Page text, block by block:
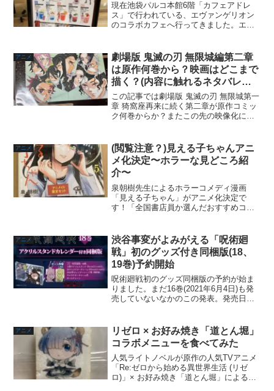
現在池袋パルコ本館6階「カフェアドレ
ス」で行われている、エヴァンゲリオン
のコラボカフェへ行ってきました。エヴ
ごとにエヴァの特典も付いてきます。フ
ードメニューはポストカー...
アニメ
劇場版 鬼滅の刃 無限城編第二章
は原作何巻から？映画はどこまで
描く？(内容に触れるネタバレ無
し)
この記事では劇場版 鬼滅の刃 無限城第一
章 猗窩座再来に続く第二章が原作コミッ
ク何巻からか？またこの先の映像化につ
はありませんが、構成としてのネタバレ
はありますのでご了...
アニメ
(閲覧注意？)見える子ちゃんアニ
メ化決定〜ホラーな見どころ紹
介〜
泉朝樹先生によるホラーコメディ漫画
「見える子ちゃん」がアニメ化決定で
す！「全国書店員か選んだおすすめコミ
コメディ要素はありますが、ホラー漫画
でこういうランキングにエ...
アニメ
渋谷事変がよみがえる「呪術廻
戦」初のグッズ付き同梱版(18、
19巻)予約開始
呪術廻戦初のグッズ同梱版の予約が始ま
りました。まだ16巻(2021年6月4日)も発
売していないなかのこの発表。発売日は
かね。まずは『呪術廻戦 18巻 アクリル
スタンドカ...
アニメ
リゼロ × お好み焼き「道とん堀」
コラボメニューを食べてみた
人気ライトノベルが原作の人気TVアニメ
「Re:ゼロから始める異世界生活 (リゼ
ロ)」× お好み焼き「道とん堀」によるコ